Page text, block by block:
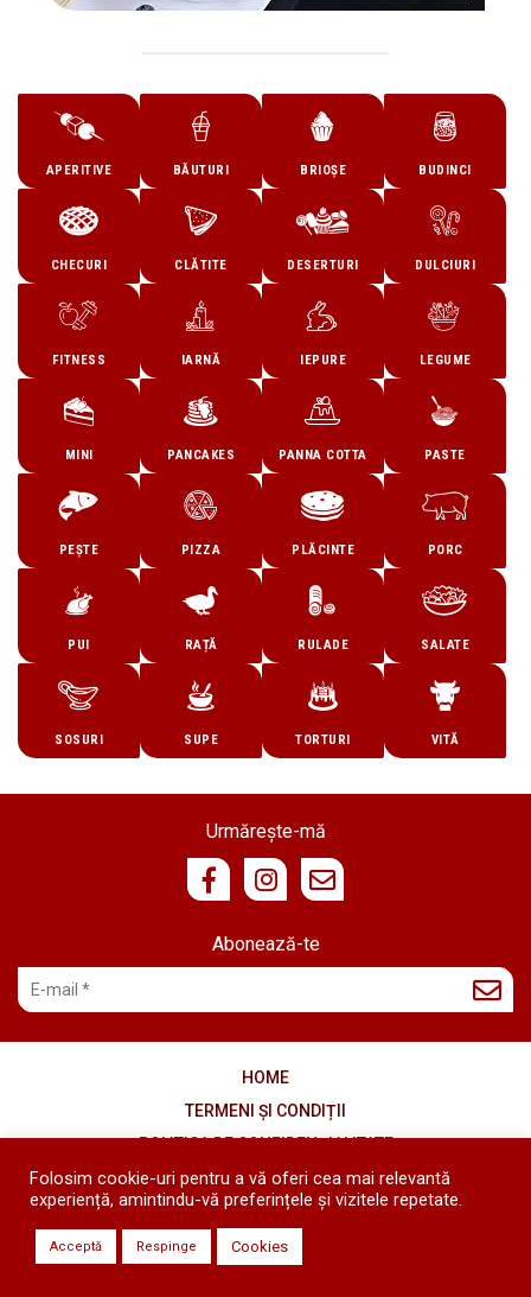
APERITIVE BĂUTURI BRIOȘE BUDINCI
CHECURI CLĂTITE DESERTURI DULCIURI
FITNESS IARNĂ IEPURE LEGUME
MINI PANCAKES PANNA COTTA PASTE
PEȘTE PIZZA PLĂCINTE PORC
PUI RAȚĂ RULADE SALATE
SOSURI SUPE TORTURI VITĂ
Abonează-te
Urmărește-mă
HOME
TERMENI ȘI CONDIȚII
POLITICA DE CONFIDENȚIALITATE
COOKIES
Copyright © 2020 - 2026 Diana's Kitchen - Toate drepturile
rezervate.
Folosim cookie-uri pentru a vă oferi cea mai relevantă
experiență, amintindu-vă preferințele și vizitele repetate.
Acceptă Respinge Cookies